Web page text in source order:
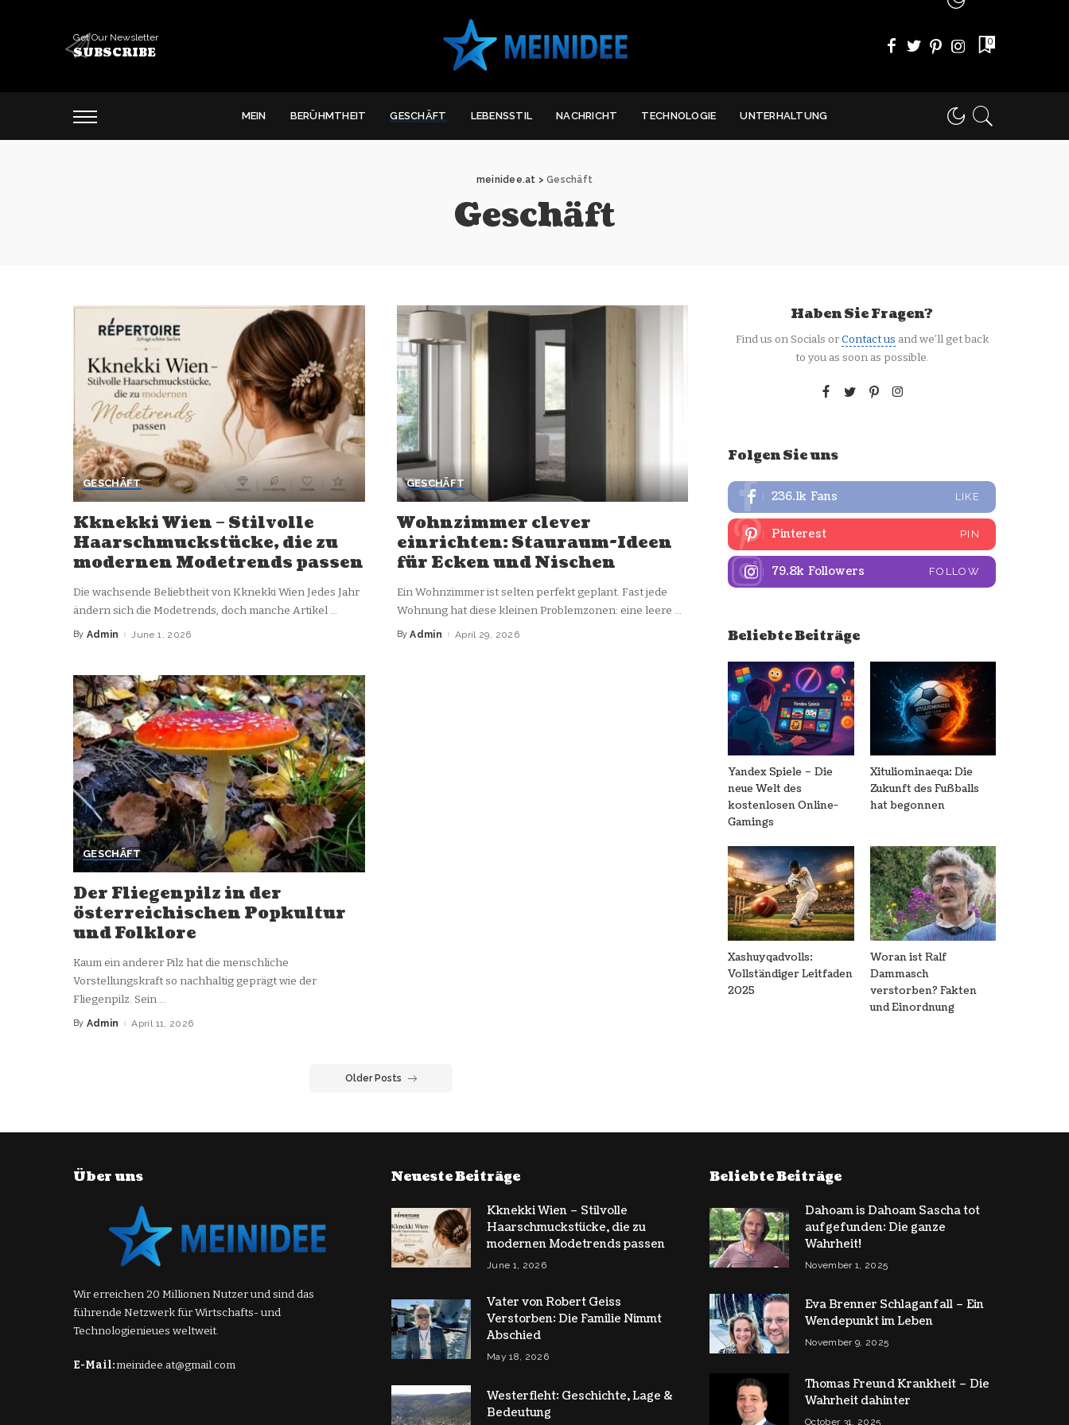
Get Our Newsletter
SUBSCRIBE
0
MEIN BERÜHMTHEIT GESCHÄFT LEBENSSTIL NACHRICHT TECHNOLOGIE UNTERHALTUNG
meinidee.at >Geschäft
Geschäft
GESCHÄFT
Kknekki Wien – Stilvolle
Haarschmuckstücke, die zu
modernen Modetrends passen
Die wachsende Beliebtheit von Kknekki Wien Jedes Jahr
ändern sich die Modetrends, doch manche Artikel ...
Posted
By Admin June 1, 2026
GESCHÄFT
Wohnzimmer clever
einrichten: Stauraum-Ideen
für Ecken und Nischen
Ein Wohnzimmer ist selten perfekt geplant. Fast jede
Wohnung hat diese kleinen Problemzonen: eine leere ...
Posted
By Admin April 29, 2026
GESCHÄFT
Der Fliegenpilz in der
österreichischen Popkultur
und Folklore
Kaum ein anderer Pilz hat die menschliche
Vorstellungskraft so nachhaltig geprägt wie der
Fliegenpilz. Sein ...
Posted
By Admin April 11, 2026
Older Posts
Haben Sie Fragen?
Find us on Socials orContact us and we’ll get back
to you as soon as possible.
Folgen Sie uns
236.1k Fans LIKE
Pinterest PIN
79.8k Followers FOLLOW
Beliebte Beiträge
Yandex Spiele – Die
neue Welt des
kostenlosen Online-
Gamings
Xituliominaeqa: Die
Zukunft des Fußballs
hat begonnen
Xashuyqadvolls:
Vollständiger Leitfaden
2025
Woran ist Ralf
Dammasch
verstorben? Fakten
und Einordnung
Über uns
Wir erreichen 20 Millionen Nutzer und sind das
führende Netzwerk für Wirtschafts- und
Technologienieues weltweit.
E-Mail:meinidee.at@gmail.com
Neueste Beiträge
Kknekki Wien – Stilvolle
Haarschmuckstücke, die zu
modernen Modetrends passen
June 1, 2026
Vater von Robert Geiss
Verstorben: Die Familie Nimmt
Abschied
May 18, 2026
Westerfleht: Geschichte, Lage &
Bedeutung
Beliebte Beiträge
Dahoam is Dahoam Sascha tot
aufgefunden: Die ganze
Wahrheit!
November 1, 2025
Eva Brenner Schlaganfall – Ein
Wendepunkt im Leben
November 9, 2025
Thomas Freund Krankheit – Die
Wahrheit dahinter
October 31, 2025